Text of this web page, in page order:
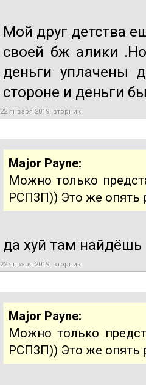
Мой друг детства
своей бж алики
деньги уплачены
стороне и деньги
22 января 2019, вторник
Major Payne:
Можно только
РСП3П)) Это же опять
да хуй там
22 января 2019, вторник
Major Payne:
Можно только
РСП3П)) Это же опять